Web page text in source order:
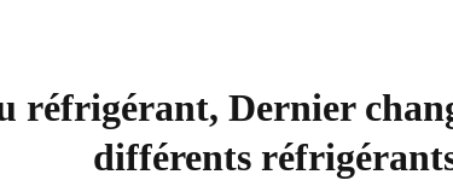
réfrigérant, Dernier
différents